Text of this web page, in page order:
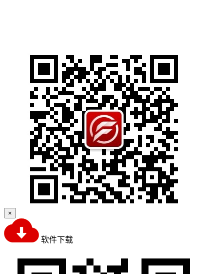
×
软件下载